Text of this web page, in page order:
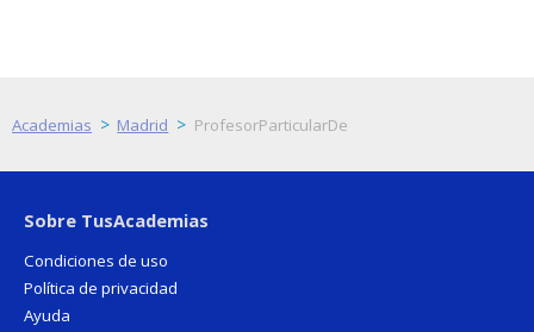
Academias > Madrid > ProfesorParticularDe
Sobre TusAcademias
Condiciones de uso
Política de privacidad
Ayuda